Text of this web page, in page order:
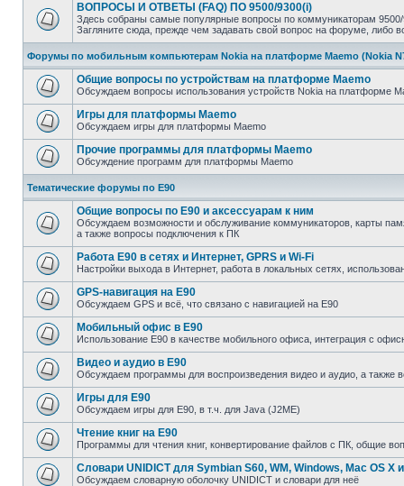
ВОПРОСЫ И ОТВЕТЫ (FAQ) ПО 9500/9300(i)
Здесь собраны самые популярные вопросы по коммуникаторам
Загляните сюда, прежде чем задавать свой вопрос на форуме, либо
Форумы по мобильным компьютерам Nokia на платформе Maemo (Nokia
Общие вопросы по устройствам на платформе Maemo
Обсуждаем вопросы использования устройств Nokia на платформе
Игры для платформы Maemo
Обсуждаем игры для платформы Maemo
Прочие программы для платформы Maemo
Обсуждение программ для платформы Maemo
Тематические форумы по E90
Общие вопросы по E90 и аксессуарам к ним
Обсуждаем возможности и обслуживание коммуникаторов, карты
а также вопросы подключения к ПК
Работа E90 в сетях и Интернет, GPRS и Wi-Fi
Настройки выхода в Интернет, работа в локальных сетях,
GPS-навигация на E90
Обсуждаем GPS и всё, что связано с навигацией на E90
Мобильный офис в E90
Использование E90 в качестве мобильного офиса, интеграция с
Видео и аудио в E90
Обсуждаем программы для воспроизведения видео и аудио, а также
Игры для E90
Обсуждаем игры для E90, в т.ч. для Java (J2ME)
Чтение книг на E90
Программы для чтения книг, конвертирование файлов с ПК, общие
Словари UNIDICT для Symbian S60, WM, Windows, Mac OS X
Обсуждаем словарную оболочку UNIDICT и словари для неё